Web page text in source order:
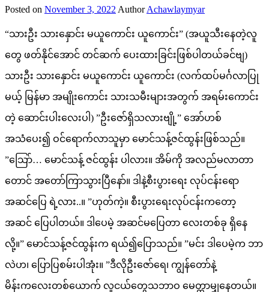
Posted on November 3, 2022 Author Achawlaymyar
“သားဦး သားနှောင်း မယူကောင်း ယူကောင်း” (အယူသီးနေတဲ့လူ
တွေ ဖတ်နိုင်အောင် တင်ဆက် ပေးထားခြင်းဖြစ်ပါတယ်ခင်ဗျ)
သားဦး သားနှောင်း မယူကောင်း ယူကောင်း (လက်ထပ်မင်္ဂလာပြု
မယ့် မြန်မာ အမျိုးကောင်း သားသမီးများအတွက် အရမ်းကောင်း
တဲ့ ဆောင်းပါးလေးပါ) ”ဦးဇော်ရှိသလားဗျို့” အော်ဟစ်
အသံပေး၍ ဝင်ရောက်လာသူမှာ မောင်သန့်ဇင်ထွန်းဖြစ်သည်။
”သြော်… မောင်သန့် ဇင်ထွန်း ပါလား။ အိမ်ကို အလည်မလာတာ
တောင် အတော်ကြာသွားပြီနော်။ ဒါနဲ့စီးပွားရေး လုပ်ငန်းရော
အဆင်ပြေ ရဲ့လား..။ ”ဟုတ်ကဲ့။ စီးပွားရေးလုပ်ငန်းကတော့
အဆင် ပြေပါတယ်။ ဒါပေမဲ့ အဆင်မပြေတာ လေးတစ်ခု ရှိနေ
လို့။” မောင်သန့်ဇင်ထွန်းက ရယ်၍ပြောသည်။ ”မင်း ဒါပေမဲ့က ဘာ
လဲဟ၊ ပြောပြစမ်းပါအုံး။ ”ဒီလိုဦးဇော်ရေ၊ ကျွန်တော်နဲ့
မိန်းကလေးတစ်ယောက် လူငယ်တွေသဘာဝ မေတ္တာမျှနေတယ်။